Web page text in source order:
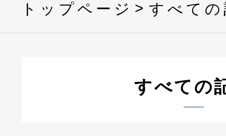
トップページ すべて
すべての